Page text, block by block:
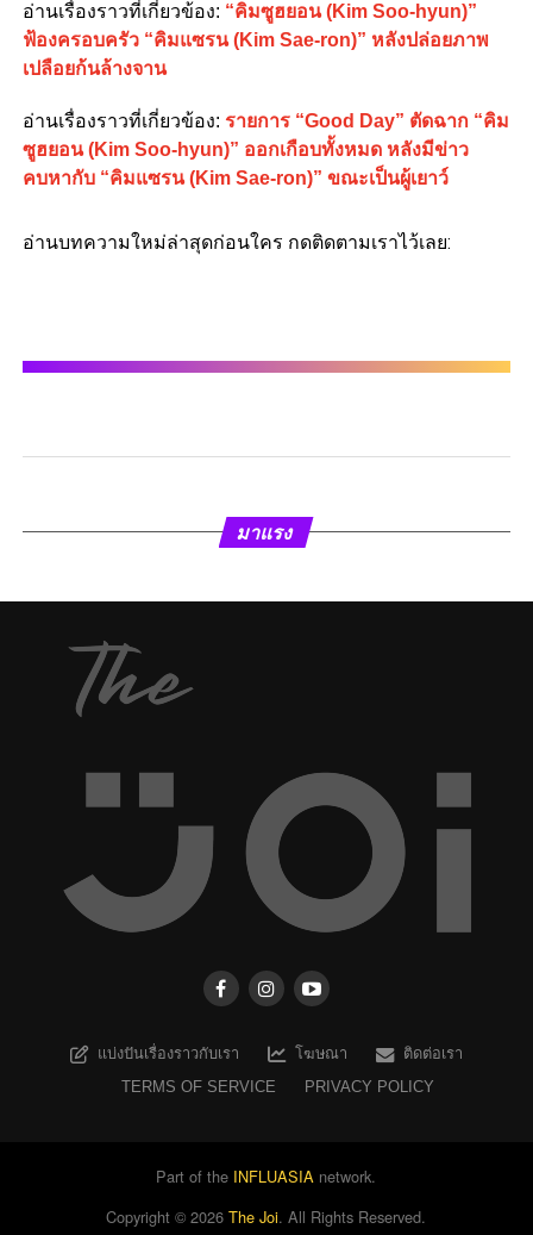
อ่านเรื่องราวที่เกี่ยวข้อง: “คิมซูฮยอน (Kim Soo-hyun)”
ฟ้องครอบครัว “คิมแซรน (Kim Sae-ron)” หลังปล่อยภาพ
เปลือยก้นล้างจาน
อ่านเรื่องราวที่เกี่ยวข้อง: รายการ “Good Day” ตัดฉาก “คิม
ซูฮยอน (Kim Soo-hyun)” ออกเกือบทั้งหมด หลังมีข่าว
คบหากับ “คิมแซรน (Kim Sae-ron)” ขณะเป็นผู้เยาว์
อ่านบทความใหม่ล่าสุดก่อนใคร กดติดตามเราไว้เลย:
มาแรง
แบ่งปันเรื่องราวกับเรา โฆษณา
ติดต่อเรา
TERMS OF SERVICE
PRIVACY POLICY
Part of the INFLUASIA network.
Copyright ©2026 The Joi. All Rights Reserved.